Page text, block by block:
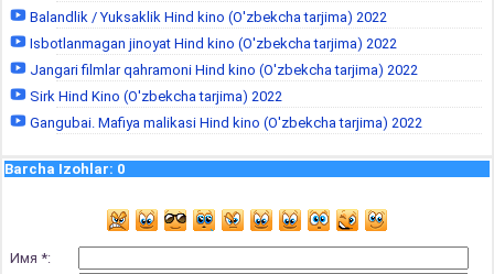
Balandlik / Yuksaklik Hind kino (O'zbekcha tarjima) 2022
Isbotlanmagan jinoyat Hind kino (O'zbekcha tarjima) 2022
Jangari filmlar qahramoni Hind kino (O'zbekcha tarjima) 2022
Sirk Hind Kino (O'zbekcha tarjima) 2022
Gangubai. Mafiya malikasi Hind kino (O'zbekcha tarjima) 2022
Barcha Izohlar: 0
Имя *: